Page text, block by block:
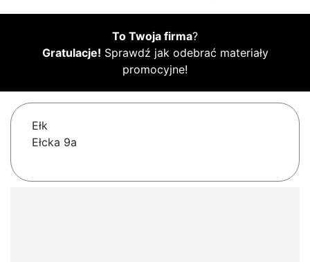
To Twoja firma?
Gratulacje! Sprawdź jak odebrać materiały
promocyjne!
Ełk
Ełcka 9a